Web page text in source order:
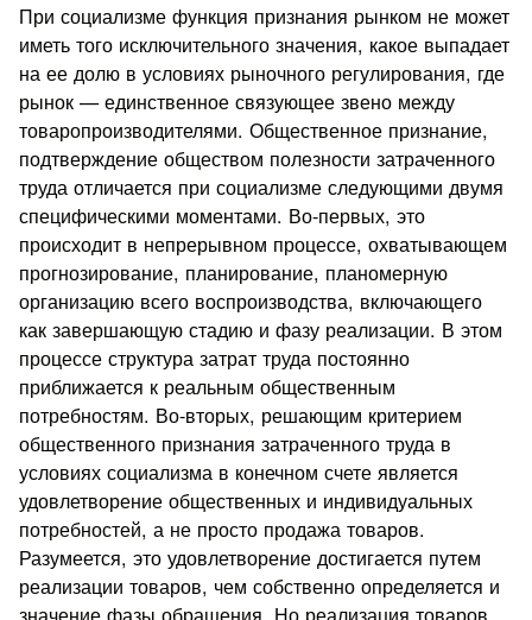
При социализме функция признания рынком не может
иметь того исключительного значения, какое выпадает
на ее долю в условиях рыночного регулирования, где
рынок — единственное связующее звено между
товаропроизводителями. Общественное признание,
подтверждение обществом полезности затраченного
труда отличается при социализме следующими двумя
специфическими моментами. Во-первых, это
происходит в непрерывном процессе, охватывающем
прогнозирование, планирование, планомерную
организацию всего воспроизводства, включающего
как завершающую стадию и фазу реализации. В этом
процессе структура затрат труда постоянно
приближается к реальным общественным
потребностям. Во-вторых, решающим критерием
общественного признания затраченного труда в
условиях социализма в конечном счете является
удовлетворение общественных и индивидуальных
потребностей, а не просто продажа товаров.
Разумеется, это удовлетворение достигается путем
реализации товаров, чем собственно определяется и